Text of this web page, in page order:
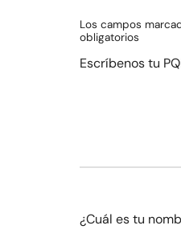
Los campos
obligatorios
Escríbenos tu
¿Cuál es tu